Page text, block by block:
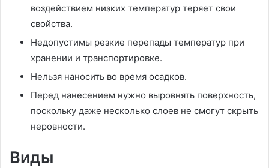
воздействием низких температур теряет свои
свойства.
Недопустимы резкие перепады температур при
хранении и транспортировке.
Нельзя наносить во время осадков.
Перед нанесением нужно выровнять поверхность,
поскольку даже несколько слоев не смогут скрыть
неровности.
Виды